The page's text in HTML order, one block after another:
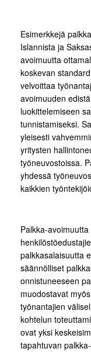
Esimerkkejä
Islannista ja
avoimuutta
koskevan
velvoittaa
avoimuuden
luokittelemiseen
tunnistamiseksi.
yleisesti
yritysten
työneuvostoissa.
yhdessä
kaikkien
Palkka-
palkkasalaisuutta
säännölliset
onnistuneeseen
muodostavat
työnantajien
kohtelun
ovat yksi
tapahtuvan